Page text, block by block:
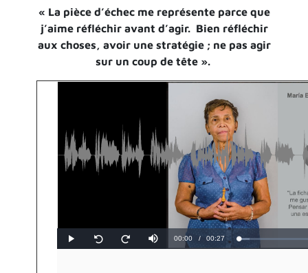
« La pièce d’échec me représente parce que
j’aime réfléchir avant d’agir. Bien réfléchir
aux choses, avoir une stratégie ; ne pas agir
sur un coup de tête ».